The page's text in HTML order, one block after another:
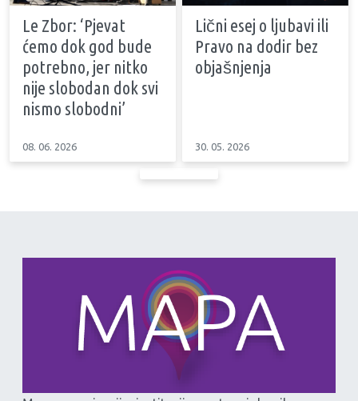
Le Zbor: ‘Pjevat
ćemo dok god bude
potrebno, jer nitko
nije slobodan dok svi
nismo slobodni’
08. 06. 2026
Lični esej o ljubavi ili
Pravo na dodir bez
objašnjenja
30. 05. 2026